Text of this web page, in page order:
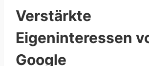
Verstärkte
Eigeninteressen
Google